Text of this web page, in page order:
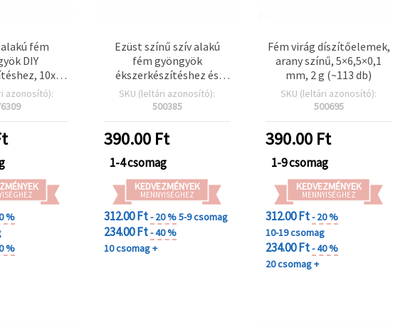
fém
DIY
10x10
mm, ezüst
5 db
azonosító):
%
%
Ezüst színű szív alakú
fém gyöngyök
ékszerkészítéshez és
gyöngyfűzéshez, 6×7×3
mm, 20 db
SKU (leltári azonosító):
500385
390.00 Ft
1-4 csomag
KEDVEZMÉNYEK
MENNYISÉGHEZ
312.00 Ft- 20 %5-9 csomag
234.00 Ft- 40 %
10 csomag +
Fém virág díszítőelemek,
arany színű, 5×6,5×0,1
mm, 2 g (~113 db)
SKU (leltári azonosító):
500695
390.00 Ft
1-9 csomag
KEDVEZMÉNYEK
MENNYISÉGHEZ
312.00 Ft- 20 %
10-19 csomag
234.00 Ft- 40 %
20 csomag +